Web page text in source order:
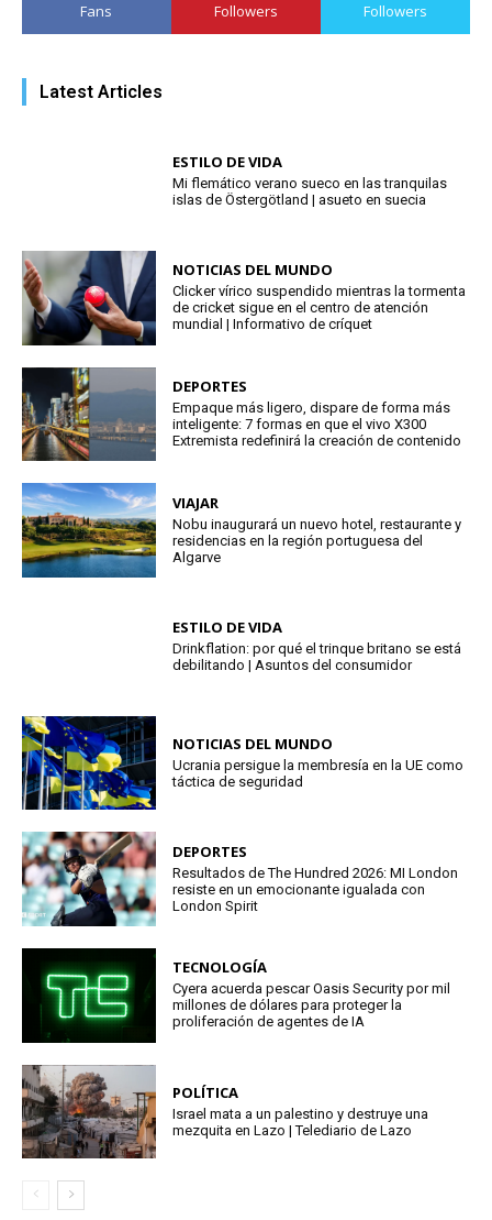
Fans
Followers
Followers
Latest Articles
ESTILO DE VIDA
Mi flemático verano sueco en las tranquilas
islas de Östergötland | asueto en suecia
NOTICIAS DEL MUNDO
Clicker vírico suspendido mientras la tormenta
de cricket sigue en el centro de atención
mundial | Informativo de críquet
DEPORTES
Empaque más ligero, dispare de forma más
inteligente: 7 formas en que el vivo X300
Extremista redefinirá la creación de contenido
VIAJAR
Nobu inaugurará un nuevo hotel, restaurante y
residencias en la región portuguesa del
Algarve
ESTILO DE VIDA
Drinkflation: por qué el trinque britano se está
debilitando | Asuntos del consumidor
NOTICIAS DEL MUNDO
Ucrania persigue la membresía en la UE como
táctica de seguridad
DEPORTES
Resultados de The Hundred 2026: MI London
resiste en un emocionante igualada con
London Spirit
TECNOLOGÍA
Cyera acuerda pescar Oasis Security por mil
millones de dólares para proteger la
proliferación de agentes de IA
POLÍTICA
Israel mata a un palestino y destruye una
mezquita en Lazo | Telediario de Lazo